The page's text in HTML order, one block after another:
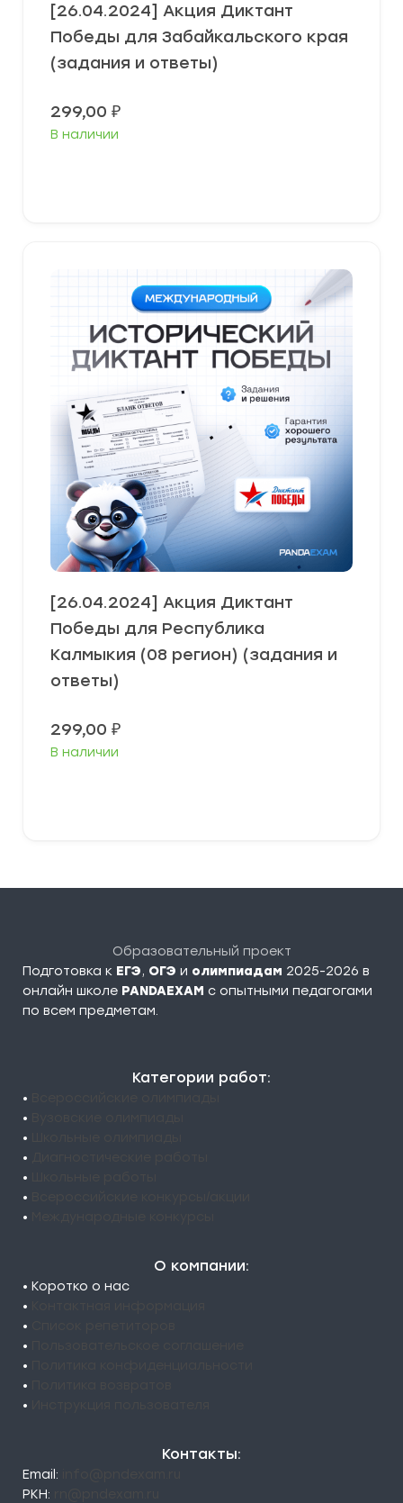
[26.04.2024] Акция Диктант
Победы для Забайкальского края
(задания и ответы)
299,00 ₽
В наличии
[26.04.2024] Акция Диктант
Победы для Республика
Калмыкия (08 регион) (задания и
ответы)
299,00 ₽
В наличии
Образовательный проект
Подготовка к ЕГЭ, ОГЭ и олимпиадам 2025-2026 в
онлайн школе PANDAEXAM c опытными педагогами
по всем предметам.
Категории работ:
•
•
•
•
•
•
•
О компании:
• Коротко о нас
•
•
•
•
•
•
Контакты:
Email:
РКН: